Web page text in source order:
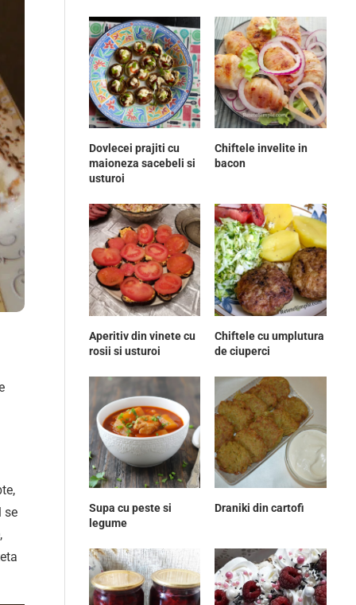
se
Dovlecei prajiti cu
maioneza sacebeli si
usturoi
Chiftele invelite in
bacon
Aperitiv din vinete cu
rosii si usturoi
Chiftele cu umplutura
de ciuperci
Supa cu peste si
legume
Draniki din cartofi